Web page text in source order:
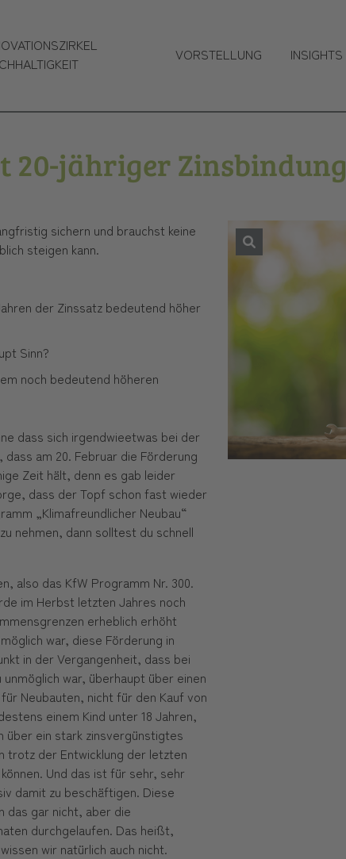
VORSTELLUNG INSIGHTS
jähriger Zinsbindung
sichern und brauchst keine
steigen kann.
der Zinssatz bedeutend höher
Sinn?
noch bedeutend höheren
dass sich irgendwieetwas bei der
am 20. Februar die Förderung
Zeit hält, denn es gab leider
dass der Topf schon fast wieder
„Klimafreundlicher Neubau“
nehmen, dann solltest du schnell
also das KfW Programm Nr. 300.
im Herbst letzten Jahres noch
erheblich erhöht
war, diese Förderung in
in der Vergangenheit, dass bei
war, überhaupt über einen
Neubauten, nicht für den Kauf von
einem Kind unter 18 Jahren,
über ein stark zinsvergünstigtes
trotz der Entwicklung der letzten
Und das ist für sehr, sehr
damit zu beschäftigen. Diese
das gar nicht, aber die
durchgelaufen. Das heißt,
wir natürlich auch nicht.